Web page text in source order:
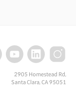
언급했습니다.👉
움직임을 보면서
번 생각해볼 수 있는
르면 이번 사태로 인해
들의 신원 노출을
2905 Homestead Rd,
Santa Clara, CA 95051